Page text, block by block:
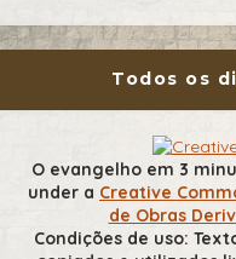
Todos os
O evangelho em 3
under a Creative
de Obras
Condições de uso: